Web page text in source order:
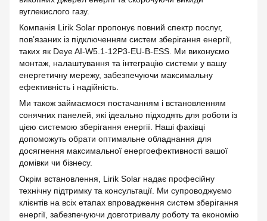
вуглекислого газу.
Компанія Lirik Solar пропонує повний спектр послуг,
пов’язаних із підключенням систем зберігання енергії,
таких як Deye AI-W5.1-12P3-EU-B-ESS. Ми виконуємо
монтаж, налаштування та інтеграцію системи у вашу
енергетичну мережу, забезпечуючи максимальну
ефективність і надійність.
Ми також займаємося постачанням і встановленням
сонячних панелей, які ідеально підходять для роботи із
цією системою зберігання енергії. Наші фахівці
допоможуть обрати оптимальне обладнання для
досягнення максимальної енергоефективності вашої
домівки чи бізнесу.
Окрім встановлення, Lirik Solar надає професійну
технічну підтримку та консультації. Ми супроводжуємо
клієнтів на всіх етапах впровадження систем зберігання
енергії, забезпечуючи довготривалу роботу та економію